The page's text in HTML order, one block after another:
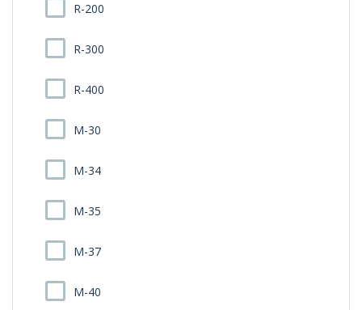
R-200
R-300
R-400
M-30
M-34
M-35
M-37
M-40